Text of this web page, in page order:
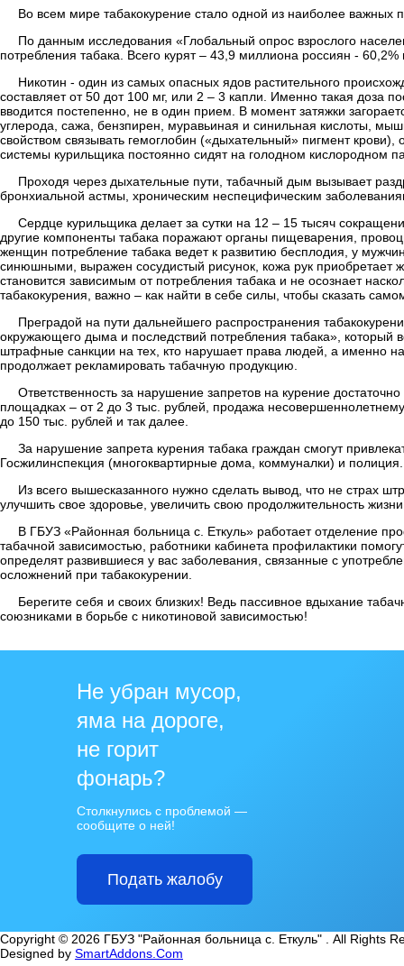
Во всем мире табакокурение стало одной из наиболее
По данным исследования «Глобальный опрос взрослого
потребления табака. Всего курят – 43,9 миллиона россиян -
Никотин - один из самых опасных ядов растительного
составляет от 50 дот 100 мг, или 2 – 3 капли. Именно такая доза
вводится постепенно, не в один прием. В момент затяжки
углерода, сажа, бензпирен, муравьиная и синильная кислоты,
свойством связывать гемоглобин («дыхательный» пигмент
системы курильщика постоянно сидят на голодном кислородном
Проходя через дыхательные пути, табачный дым вызывает
бронхиальной астмы, хроническим неспецифическим
Сердце курильщика делает за сутки на 12 – 15 тысяч
другие компоненты табака поражают органы пищеварения,
женщин потребление табака ведет к развитию бесплодия, у
синюшными, выражен сосудистый рисунок, кожа рук приобретает
становится зависимым от потребления табака и не осознает
табакокурения, важно – как найти в себе силы, чтобы сказать
Преградой на пути дальнейшего распространения
окружающего дыма и последствий потребления табака»,
штрафные санкции на тех, кто нарушает права людей, а именно
продолжает рекламировать табачную продукцию.
Ответственность за нарушение запретов на курение
площадках – от 2 до 3 тыс. рублей, продажа
до 150 тыс. рублей и так далее.
За нарушение запрета курения табака граждан смогут
Госжилинспекция (многоквартирные дома, коммуналки) и полиция.
Из всего вышесказанного нужно сделать вывод, что не страх
улучшить свое здоровье, увеличить свою продолжительность
В ГБУЗ «Районная больница с. Еткуль» работает отделение
табачной зависимостью, работники кабинета профилактики
определят развившиеся у вас заболевания, связанные с
осложнений при табакокурении.
Берегите себя и своих близких! Ведь пассивное вдыхание
союзниками в борьбе с никотиновой зависимостью!
Не убран мусор,
яма на дороге,
не горит
фонарь?
Столкнулись с проблемой —
сообщите о ней!
Подать жалобу
Copyright © 2026 ГБУЗ "Районная больница с. Еткуль" . All Rights
Designed by SmartAddons.Com